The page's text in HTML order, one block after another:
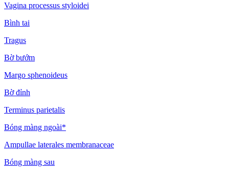
Vagina processus styloidei
Bình tai
Tragus
Bờ bướm
Margo sphenoideus
Bờ đỉnh
Terminus parietalis
Bóng màng ngoài*
Ampullae laterales membranaceae
Bóng màng sau